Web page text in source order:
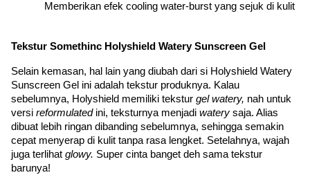
Memberikan efek cooling water-burst yang sejuk di kulit
Tekstur Somethinc Holyshield Watery Sunscreen Gel
Selain kemasan, hal lain yang diubah dari si Holyshield Watery
Sunscreen Gel ini adalah tekstur produknya. Kalau
sebelumnya, Holyshield memiliki tekstur gel watery, nah untuk
versi reformulated ini, teksturnya menjadi watery saja. Alias
dibuat lebih ringan dibanding sebelumnya, sehingga semakin
cepat menyerap di kulit tanpa rasa lengket. Setelahnya, wajah
juga terlihat glowy. Super cinta banget deh sama tekstur
barunya!